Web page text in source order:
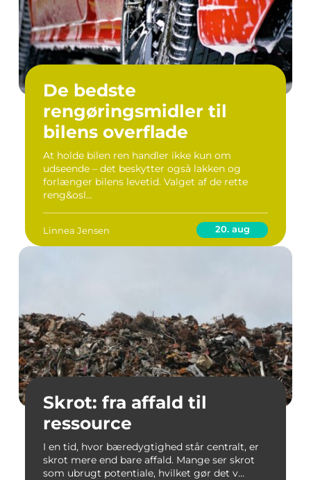
De bedste
rengøringsmidler til
bilens overflade
At holde bilen ren handler ikke kun om
udseende – det beskytter også lakken og
forlænger bilens levetid. Valget af de rette
reng&osl...
Linnea Jensen 20. aug
Skrot: fra affald til
ressource
I en tid, hvor bæredygtighed står centralt, er
skrot mere end bare affald. Mange ser skrot
som ubrugt potentiale, hvilket gør det v...